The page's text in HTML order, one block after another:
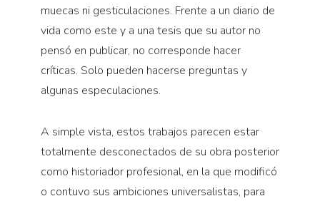
muecas ni gesticulaciones. Frente a un diario de
vida como este y a una tesis que su autor no
pensó en publicar, no corresponde hacer
críticas. Solo pueden hacerse preguntas y
algunas especulaciones.
A simple vista, estos trabajos parecen estar
totalmente desconectados de su obra posterior
como historiador profesional, en la que modificó
o contuvo sus ambiciones universalistas, para